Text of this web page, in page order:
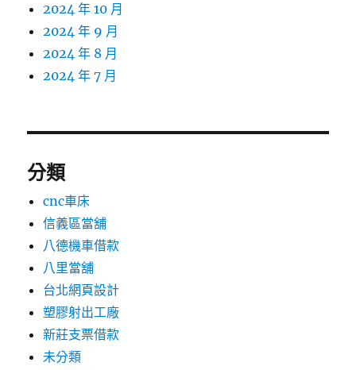
2024 年 10 月
2024 年 9 月
2024 年 8 月
2024 年 7 月
分類
cnc車床
信義區當舖
八德機車借款
八里當舖
台北網頁設計
塑膠射出工廠
新莊支票借款
未分類